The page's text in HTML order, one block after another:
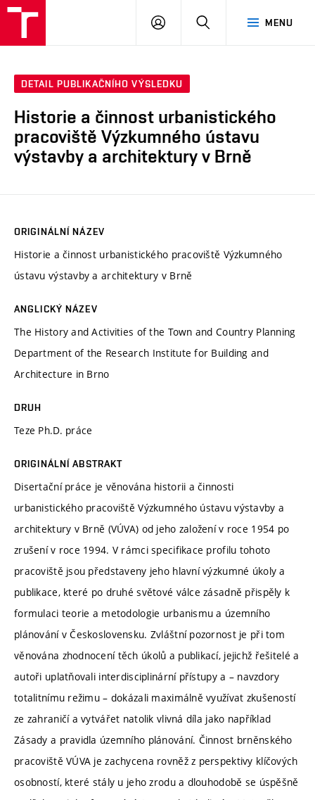
MENU
PŘIHLÁSIT
DETAIL PUBLIKAČNÍHO VÝSLEDKU
Historie a činnost urbanistického
pracoviště Výzkumného ústavu
výstavby a architektury v Brně
ORIGINÁLNÍ NÁZEV
Historie a činnost urbanistického pracoviště Výzkumného
ústavu výstavby a architektury v Brně
ANGLICKÝ NÁZEV
The History and Activities of the Town and Country Planning
Department of the Research Institute for Building and
Architecture in Brno
DRUH
Teze Ph.D. práce
ORIGINÁLNÍ ABSTRAKT
Disertační práce je věnována historii a činnosti
urbanistického pracoviště Výzkumného ústavu výstavby a
architektury v Brně (VÚVA) od jeho založení v roce 1954 po
zrušení v roce 1994. V rámci specifikace profilu tohoto
pracoviště jsou představeny jeho hlavní výzkumné úkoly a
publikace, které po druhé světové válce zásadně přispěly k
formulaci teorie a metodologie urbanismu a územního
plánování v Československu. Zvláštní pozornost je při tom
věnována zhodnocení těch úkolů a publikací, jejichž řešitelé a
autoři uplatňovali interdisciplinární přístupy a – navzdory
totalitnímu režimu – dokázali maximálně využívat zkušeností
ze zahraničí a vytvářet natolik vlivná díla jako například
Zásady a pravidla územního plánování. Činnost brněnského
pracoviště VÚVA je zachycena rovněž z perspektivy klíčových
osobností, které stály u jeho zrodu a dlouhodobě se úspěšně